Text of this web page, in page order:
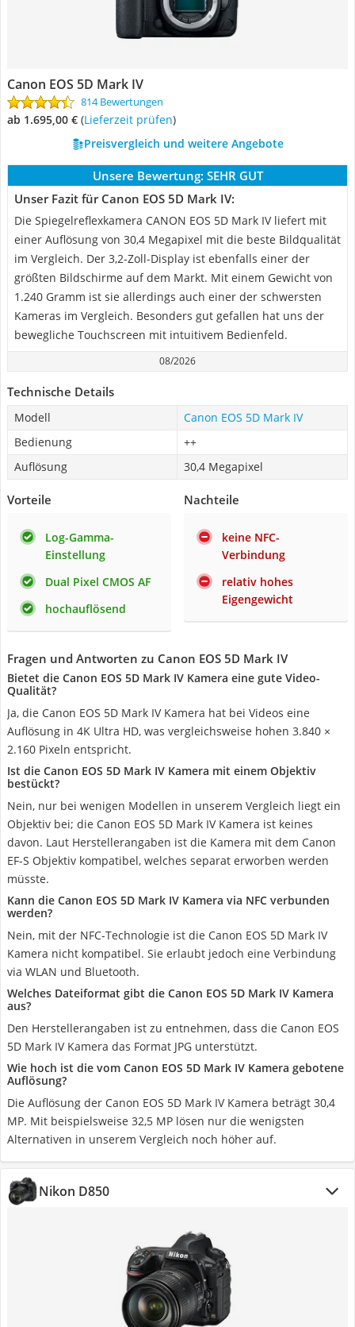
Canon EOS 5D Mark IV
814 Bewertungen
ab 1.695,00 € (Lieferzeit prüfen)
Preisvergleich und weitere Angebote
Unsere Bewertung: SEHR GUT
Unser Fazit für Canon EOS 5D Mark IV:
Die Spiegelreflexkamera CANON EOS 5D Mark IV liefert mit
einer Auflösung von 30,4 Megapixel mit die beste Bildqualität
im Vergleich. Der 3,2-Zoll-Display ist ebenfalls einer der
größten Bildschirme auf dem Markt. Mit einem Gewicht von
1.240 Gramm ist sie allerdings auch einer der schwersten
Kameras im Vergleich. Besonders gut gefallen hat uns der
bewegliche Touchscreen mit intuitivem Bedienfeld.
08/2026
Technische Details
Modell
Canon EOS 5D Mark IV
Bedienung
++
Auflösung
30,4 Megapixel
Vorteile
Log-Gamma-
Einstellung
Dual Pixel CMOS AF
hochauflösend
Nachteile
keine NFC-
Verbindung
relativ hohes
Eigengewicht
Fragen und Antworten zu Canon EOS 5D Mark IV
Bietet die Canon EOS 5D Mark IV Kamera eine gute Video-
Qualität?
Ja, die Canon EOS 5D Mark IV Kamera hat bei Videos eine
Auflösung in 4K Ultra HD, was vergleichsweise hohen 3.840 ×
2.160 Pixeln entspricht.
Ist die Canon EOS 5D Mark IV Kamera mit einem Objektiv
bestückt?
Nein, nur bei wenigen Modellen in unserem Vergleich liegt ein
Objektiv bei; die Canon EOS 5D Mark IV Kamera ist keines
davon. Laut Herstellerangaben ist die Kamera mit dem Canon
EF-S Objektiv kompatibel, welches separat erworben werden
müsste.
Kann die Canon EOS 5D Mark IV Kamera via NFC verbunden
werden?
Nein, mit der NFC-Technologie ist die Canon EOS 5D Mark IV
Kamera nicht kompatibel. Sie erlaubt jedoch eine Verbindung
via WLAN und Bluetooth.
Welches Dateiformat gibt die Canon EOS 5D Mark IV Kamera
aus?
Den Herstellerangaben ist zu entnehmen, dass die Canon EOS
5D Mark IV Kamera das Format JPG unterstützt.
Wie hoch ist die vom Canon EOS 5D Mark IV Kamera gebotene
Auflösung?
Die Auflösung der Canon EOS 5D Mark IV Kamera beträgt 30,4
MP. Mit beispielsweise 32,5 MP lösen nur die wenigsten
Alternativen in unserem Vergleich noch höher auf.
Nikon D850